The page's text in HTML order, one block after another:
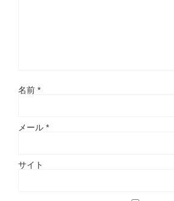
名前 *
メール *
サイト